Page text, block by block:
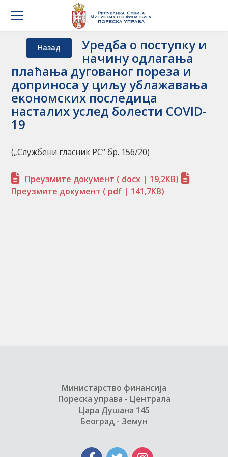
Назад Уредба о поступку и
начину одлагања
плаћања дугованог пореза и
доприноса у циљу ублажавања
економских последица
насталих услед болести COVID-
19
(„Службени гласник РС“ бр. 156/20)
Преузмите документ ( docx | 19,2KB)
Преузмите документ ( pdf | 141,7KB)
Министарство финансија
Пореска управа - Централа
Цара Душана 145
Београд - Земун